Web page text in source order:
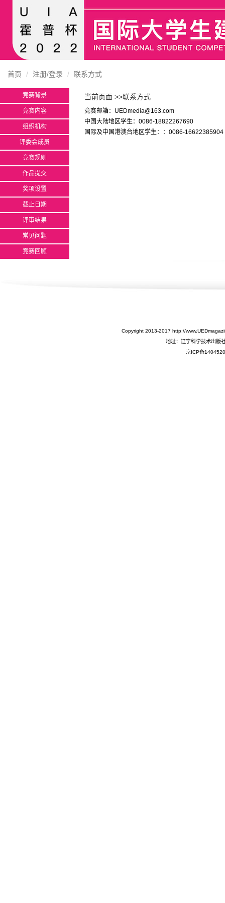
首页 注册/登录 联系方式
竞赛背景
竞赛内容
组织机构
评委会成员
竞赛规则
作品提交
奖项设置
截止日期
评审结果
常见问题
竞赛回顾
当前页面 >>联系方式
竞赛邮箱：UEDmedia@163.com
中国大陆地区学生：0086-18822267690
国际及中国港澳台地区学生：：0086-16622385904
Copyright 2013-2017 http://
地址：辽宁科学技术出版
京ICP备